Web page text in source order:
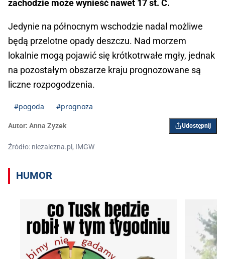
zachodzie może wynieść nawet 17 st. C.
Jedynie na północnym wschodzie nadal możliwe
będą przelotne opady deszczu. Nad morzem
lokalnie mogą pojawić się krótkotrwałe mgły, jednak
na pozostałym obszarze kraju prognozowane są
liczne rozpogodzenia.
#pogoda #prognoza
Autor: Anna Zyzek Udostępnij
Źródło: niezalezna.pl, IMGW
HUMOR